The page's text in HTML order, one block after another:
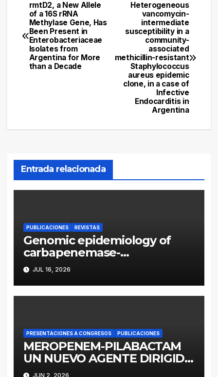
Navegación
de
entradas
Heterogeneous
vancomycin-
intermediate
susceptibility in a
community-
associated
methicillin-resistant
Staphylococcus
aureus epidemic
clone, in a case of
Infective
Endocarditis in
Argentina
rmtD2, a New Allele
of a 16S rRNA
Methylase Gene, Has
Been Present in
Enterobacteriaceae
Isolates from
Argentina for More
than a Decade
Entrada relacionada
PUBLICACIONES REVISTAS
Genomic epidemiology of
carbapenemase-
producing Enterobacter
cloacae complex in
Argentina: a retrospective
JUL 16, 2026
PRESENTACIONES A CONGRESOS PUBLICACIONES
MEROPENEM-PILABACTAM
UN NUEVO AGENTE DIRIGIDO
A ENTEROBACTERALES
JUN 2, 2026